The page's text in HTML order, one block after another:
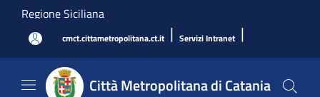
Salta al contenuto principale
Regione Siciliana
cmct.cittametropolitana.ct.it | Servizi Intranet |
Città Metropolitana di Catania